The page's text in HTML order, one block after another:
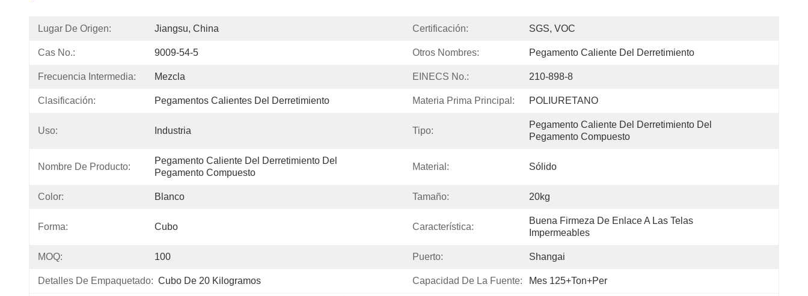
Lugar De Origen: Jiangsu, China Certificación: SGS, VOC
Cas No.: 9009-54-5 Otros Nombres: Pegamento Caliente Del Derretimiento
Frecuencia Intermedia: Mezcla EINECS No.: 210-898-8
Clasificación: Pegamentos Calientes Del Derretimiento Materia Prima Principal: POLIURETANO
Uso: Industria Tipo:
Pegamento Caliente Del Derretimiento Del
Pegamento Compuesto
Nombre De Producto:
Pegamento Caliente Del Derretimiento Del
Pegamento Compuesto
Material: Sólido
Color: Blanco Tamaño: 20kg
Forma: Cubo Característica:
Buena Firmeza De Enlace A Las Telas
Impermeables
MOQ: 100 Puerto: Shangai
Detalles De Empaquetado: Cubo De 20 Kilogramos Capacidad De La Fuente: Mes 125+Ton+per